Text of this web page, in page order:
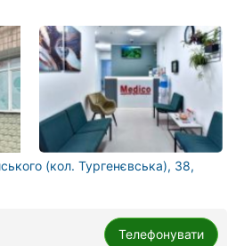
(кол. Тургенєвська), 38,
Телефонувати